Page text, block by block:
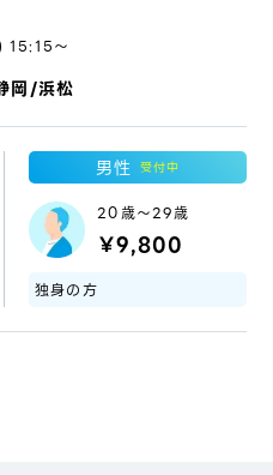
岡/浜松
15:15〜
男性 受付中
20歳～29歳
￥9,800
独身の方